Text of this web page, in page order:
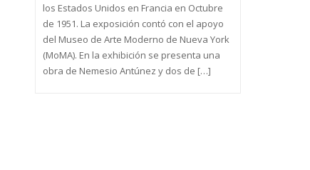
los Estados Unidos en Francia en Octubre
de 1951. La exposición contó con el apoyo
del Museo de Arte Moderno de Nueva York
(MoMA). En la exhibición se presenta una
obra de Nemesio Antúnez y dos de […]